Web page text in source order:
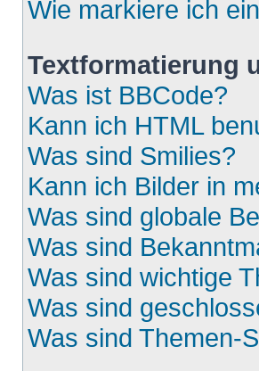
Wie markiere ich
Textformatierung
Was ist BBCode?
Kann ich HTML
Was sind Smilies?
Kann ich Bilder in
Was sind globale
Was sind
Was sind wichtige
Was sind
Was sind Themen-